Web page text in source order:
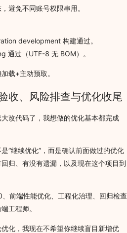
避免不同账号权限串用。
development 构建通过。
通过（UTF-8 无 BOM）。
载+主动预取。
收、风险排查与优化收尾
改代码了，我想做的优化基本都完成
“继续优化”，而是确认前面做过的优化
归、有没有遗漏，以及现在这个项目到
前端性能优化、工程化治理、回归检查
工程师。
化，我现在不希望你继续盲目新增优